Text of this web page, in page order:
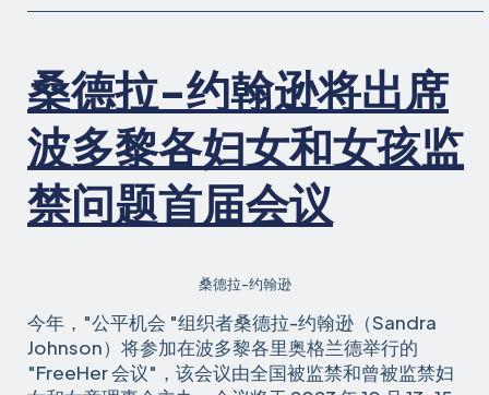
薪
假
的
新
资
源
桑德拉-约翰逊将出席
波多黎各妇女和女孩监
禁问题首届会议
桑德拉-约翰逊
今年，"公平机会 "组织者桑德拉-约翰逊（Sandra
Johnson）将参加在波多黎各里奥格兰德举行的
"FreeHer 会议"，该会议由全国被监禁和曾被监禁妇